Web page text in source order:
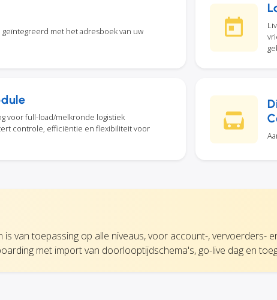
geïntegreerd met het adresboek van uw
voor full-load/melkronde logistiek
controle, efficiëntie en flexibiliteit voor
is van toepassing op alle niveaus, voor account-, vervoerders-
met import van doorlooptijdschema's, go-live dag en